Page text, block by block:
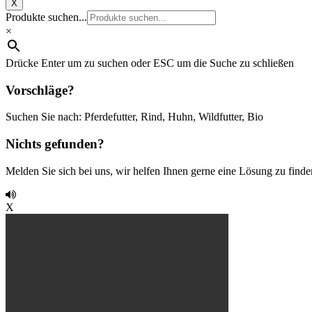
X
Produkte suchen...
×
Drücke Enter um zu suchen oder ESC um die Suche zu schließen
Vorschläge?
Suchen Sie nach: Pferdefutter, Rind, Huhn, Wildfutter, Bio
Nichts gefunden?
Melden Sie sich bei uns, wir helfen Ihnen gerne eine Lösung zu
X